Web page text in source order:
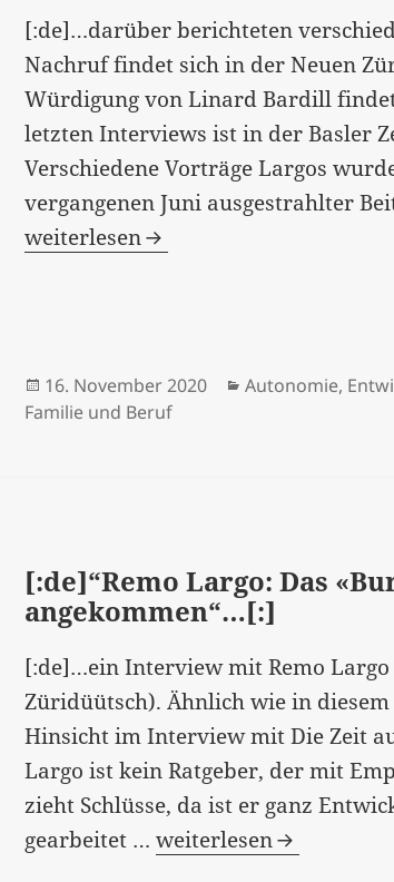
[:de]…darüber berichteten
Nachruf findet sich in der Neuen
Würdigung von Linard Bardill
letzten Interviews ist in der Basler
Verschiedene Vorträge Largos
vergangenen Juni ausgestrahlter
weiterlesen
Veröffentlicht
am
16. November 2020 Kategorien
Autonomie,
Familie und Beruf
[:de]“Remo Largo: Das
angekommen“…[:]
[:de]…ein Interview mit Remo Largo
Züridüütsch). Ähnlich wie in
Hinsicht im Interview mit Die Zeit
Largo ist kein Ratgeber, der mit
zieht Schlüsse, da ist er ganz
gearbeitet …[:de]“Remo
weiterlesen